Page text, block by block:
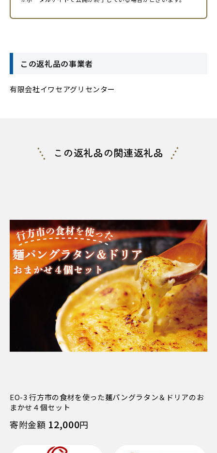
この返礼品の事業者
有限会社イワセアグリセンター
この返礼品の関連返礼品
EO-3 行方市の食材を使った麺パングラタン＆ドリアのお
まかせ４個セット
寄附金額 12,000円